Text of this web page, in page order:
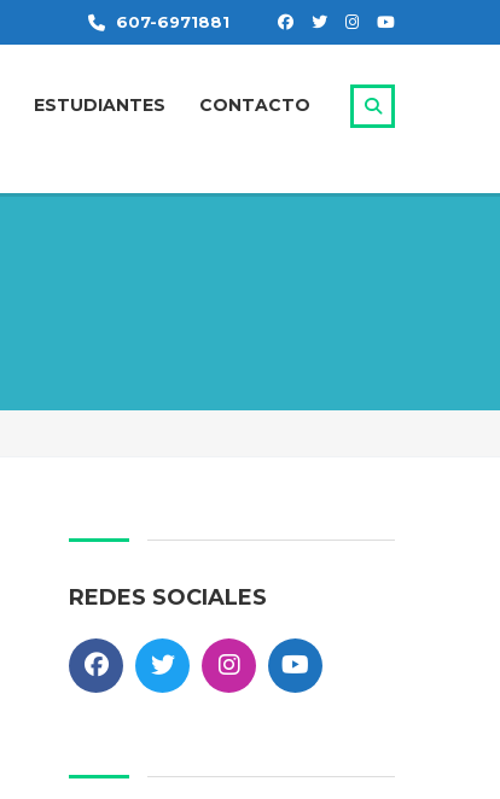
607-6971881
ESTUDIANTES CONTACTO
REDES SOCIALES